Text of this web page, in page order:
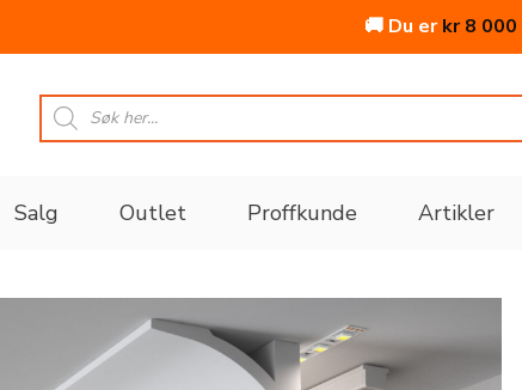
🚚 Du erkr8 000
Products
search
Salg Outlet Proffkunde Artikler